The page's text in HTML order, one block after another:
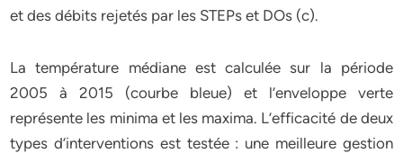
et des débits rejetés par les STEPs et DOs (c).
La température médiane est calculée sur la période
2005 à 2015 (courbe bleue) et l’enveloppe verte
représente les minima et les maxima. L’efficacité de deux
types d’interventions est testée : une meilleure gestion